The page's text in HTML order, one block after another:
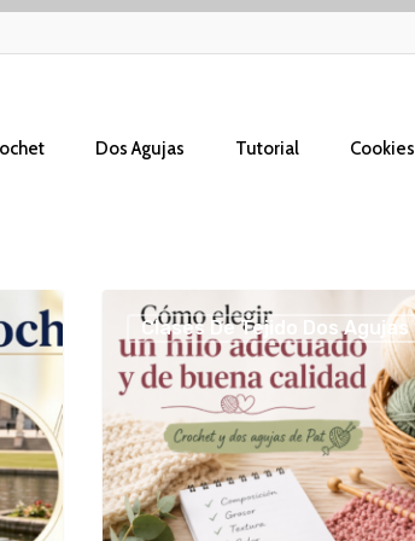
Dos Agujas Tutorial Cookies
Cómo
elegir
un
adecuado
y
de
Clases De Tejido Dos Agujas